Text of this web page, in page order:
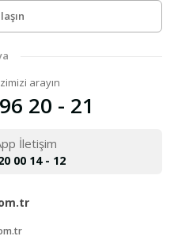
arayın
20 - 21
İletişim
00 14 - 12